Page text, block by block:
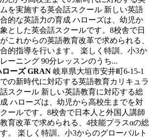
を実施する英会話スクール 新しい英語
的な英語力の育成 ハローズは、幼児か
とした英会話スクールです。8校舎で日
これからの英語教育改革で求められる、
的指導を行います。 楽しく特訓、小3か
ーニング 90分レッスンのうち...
ローズ GRAN 岐阜県大垣市安井町6-15-1
の新時代に対応する英語教育カリキュラ
スクール 新しい英語教育に対応する総
ハローズは、幼児から高校生までを対
ールです。8校舎で日本人と外国人講師
育改革で求められる、4技能プラスαの総
。 楽しく特訓、小3からのグローバルト